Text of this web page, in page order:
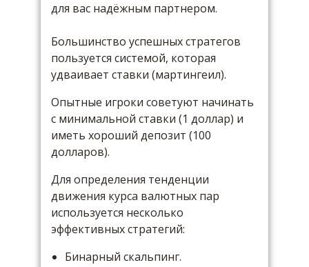
для вас надёжным партнером.
Большинство успешных стратегов
пользуется системой, которая
удваивает ставки (мартингеил).
Опытные игроки советуют начинать
с минимальной ставки (1 доллар) и
иметь хороший депозит (100
долларов).
Для определения тенденции
движения курса валютных пар
используется несколько
эффективных стратегий:
Бинарный скальпинг.